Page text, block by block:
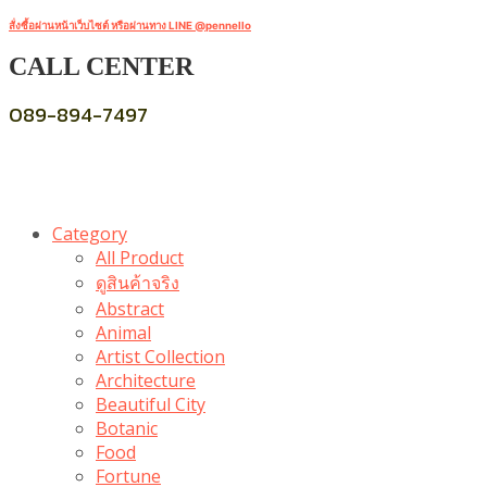
สั่งซื้อผ่านหน้าเว็บไซต์ หรือผ่านทาง LINE @pennello
CALL CENTER
089-894-7497
Category
All Product
ดูสินค้าจริง
Abstract
Animal
Artist Collection
Architecture
Beautiful City
Botanic
Food
Fortune